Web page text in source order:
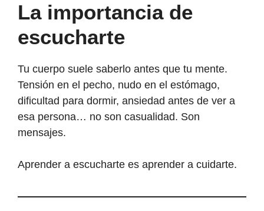
La importancia de
escucharte
Tu cuerpo suele saberlo antes que tu mente.
Tensión en el pecho, nudo en el estómago,
dificultad para dormir, ansiedad antes de ver a
esa persona… no son casualidad. Son
mensajes.
Aprender a escucharte es aprender a cuidarte.